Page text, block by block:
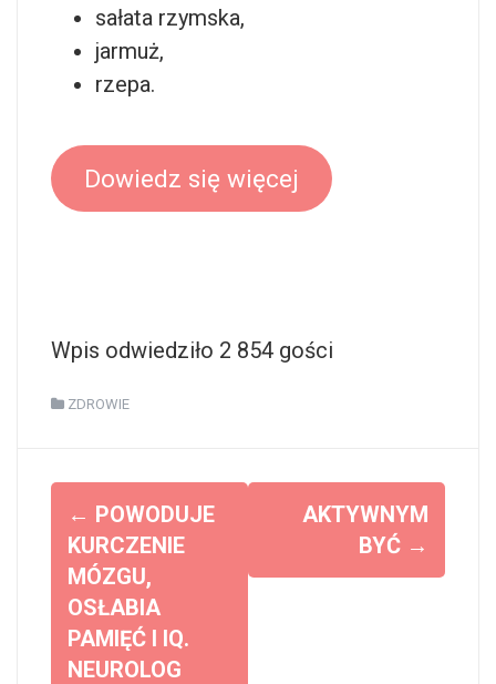
sałata rzymska,
jarmuż,
rzepa.
Dowiedz się więcej
Wpis odwiedziło 2 854 gości
ZDROWIE
← POWODUJE
KURCZENIE
MÓZGU,
OSŁABIA
PAMIĘĆ I IQ.
NEUROLOG
AKTYWNYM
BYĆ →